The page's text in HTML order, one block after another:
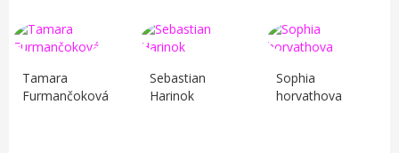
Tamara
Furmančoková
Sebastian
Harinok
Sophia
horvathova